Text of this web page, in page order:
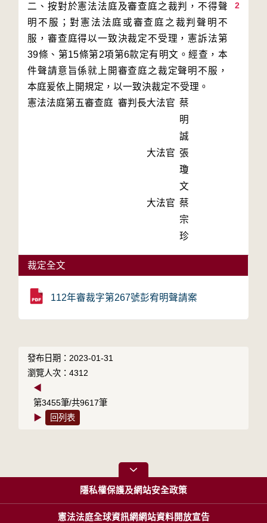
2
二、按對於憲法法庭及審查庭之裁判，不得聲
明不服；對憲法法庭或審查庭之裁判聲明不
服，審查庭得以一致決裁定不受理，憲訴法第
39條、第15條第2項第6款定有明文。經查，本
件聲請意旨係就上開審查庭之裁定聲明不服，
本庭爰依上開規定，以一致決裁定不受理。
憲法法庭第五審查庭 審判長大法官 蔡
明
誠
大法官 張
瓊
文
大法官 蔡
宗
珍
裁定全文
112年審裁字第267號彭宥明聲請案
發布日期：2023-01-31
瀏覽人次：4312
◀
第3455筆/共9617筆
▶
回列表
隱私權保護及網站安全政策
憲法法庭全球資訊網網站資料開放宣告